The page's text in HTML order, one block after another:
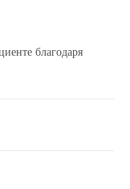
благодаря